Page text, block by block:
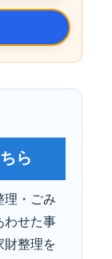
ら
理・ごみ
わせた事
財整理を